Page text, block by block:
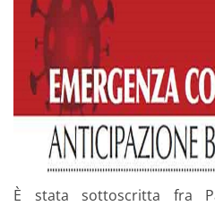
È stata sottoscritta fra